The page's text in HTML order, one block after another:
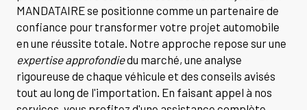
MANDATAIRE se positionne comme un partenaire de
confiance pour transformer votre projet automobile
en une réussite totale. Notre approche repose sur une
expertise approfondiedu marché, une analyse
rigoureuse de chaque véhicule et des conseils avisés
tout au long de l'importation. En faisant appel à nos